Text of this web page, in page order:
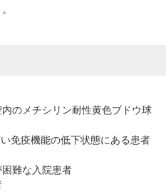
のメチシリン耐性黄色ブドウ球
免疫機能の低下状態にある患者
難な入院患者